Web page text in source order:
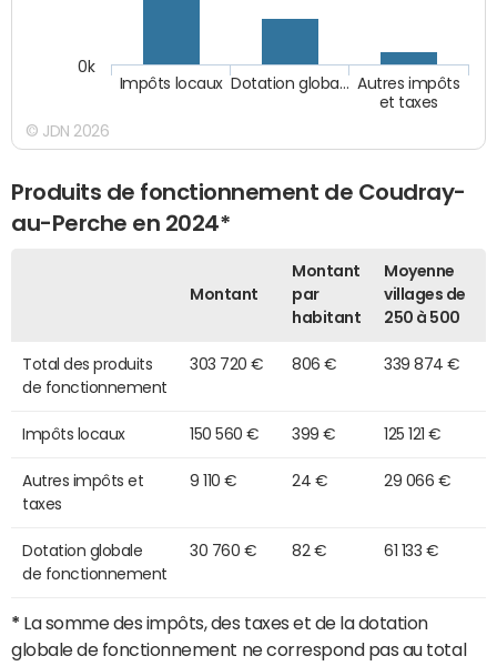
Autres impôts
et taxes
Dotation globa…
Impôts locaux
0k
© JDN 2026
Produits de fonctionnement de Coudray-
au-Perche en 2024*
Montant
Montant
par
habitant
Moyenne
villages de
250 à 500
Total des produits
de fonctionnement
303 720 € 806 € 339 874 €
Impôts locaux 150 560 € 399 € 125 121 €
Autres impôts et
taxes
9 110 € 24 € 29 066 €
Dotation globale
de fonctionnement
30 760 € 82 € 61 133 €
* La somme des impôts, des taxes et de la dotation
globale de fonctionnement ne correspond pas au total